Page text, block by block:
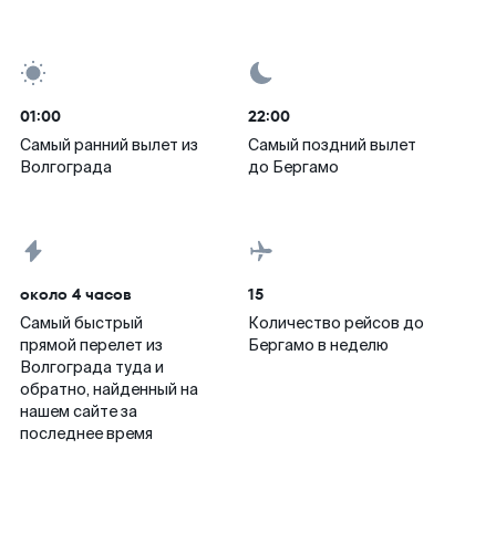
01:00
Самый ранний вылет из
Волгограда
22:00
Самый поздний вылет
до Бергамо
около 4 часов
Самый быстрый
прямой перелет из
Волгограда туда и
обратно, найденный на
нашем сайте за
последнее время
15
Количество рейсов до
Бергамо в неделю